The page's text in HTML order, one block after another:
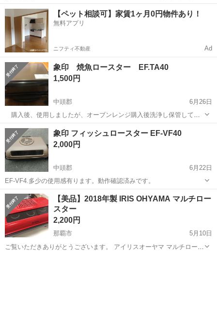
資格はあるけど実務経験がない…」 「ブランクがあって自信がな
い…」 問題ございません！ フォークリフトの資格をお持ちであれば
未経験者やブラ...
沖縄 うるま市 仕分け
【ペット相談可】家賃1ヶ月0円物件あり！
無料アプリ
ニフティ不動産 Ad
象印 焼魚ロースター EF.TA40
1,500円
中頭郡
6月26日
購入後、使用しましたが、オーブンレンジ購入後洗浄し保管してお
りました。焼き魚好きな方 御希望される方にお譲りします。
沖縄 中頭郡 キッチン家電 ロースター
象印 フィッシュロースター EF-VF40
2,000円
中頭郡
6月22日
EF-VF4.多少の使用感有ります。動作確認済みです。
沖縄 中頭郡 キッチン家電 ロースター
【美品】2018年製 IRIS OHYAMA マルチロー
スター
2,200円
那覇市
5月10日
ご覧いただきありがとうございます。 アイリスオーヤマ マルチロース